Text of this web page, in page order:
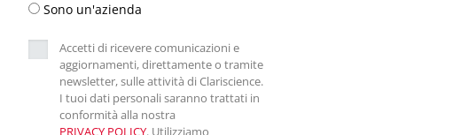
Sono un'azienda
Accetti di ricevere comunicazioni e
aggiornamenti, direttamente o tramite
newsletter, sulle attività di Clariscience.
I tuoi dati personali saranno trattati in
conformità alla nostra
PRIVACY POLICY. Utilizziamo